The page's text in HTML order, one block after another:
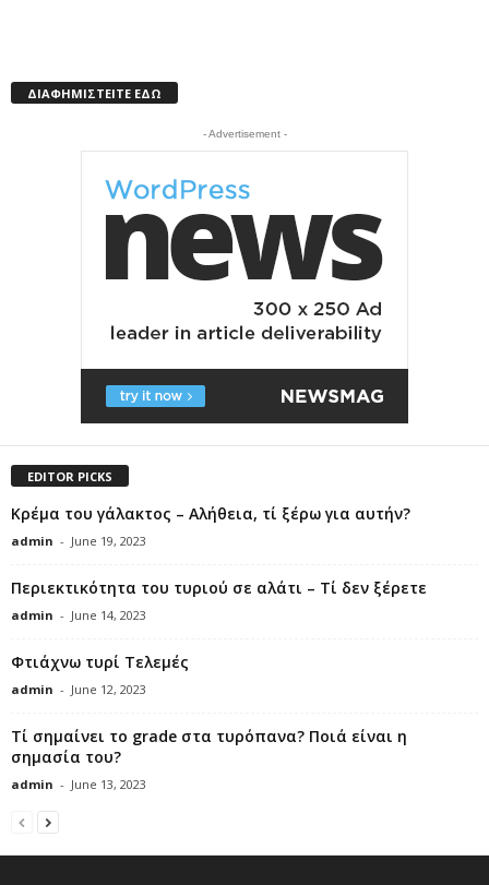
ΔΙΑΦΗΜΙΣΤΕΙΤΕ ΕΔΩ
- Advertisement -
EDITOR PICKS
Κρέμα του γάλακτος – Αλήθεια, τί ξέρω για αυτήν?
admin - June 19, 2023
Περιεκτικότητα του τυριού σε αλάτι – Τί δεν ξέρετε
admin - June 14, 2023
Φτιάχνω τυρί Τελεμές
admin - June 12, 2023
Τί σημαίνει το grade στα τυρόπανα? Ποιά είναι η
σημασία του?
admin - June 13, 2023